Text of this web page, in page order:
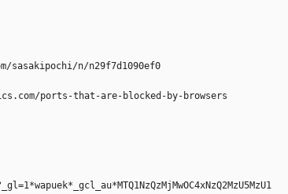
sasakipochi/n/n29f7d1090ef0
ports-that-are-blocked-by-browsers